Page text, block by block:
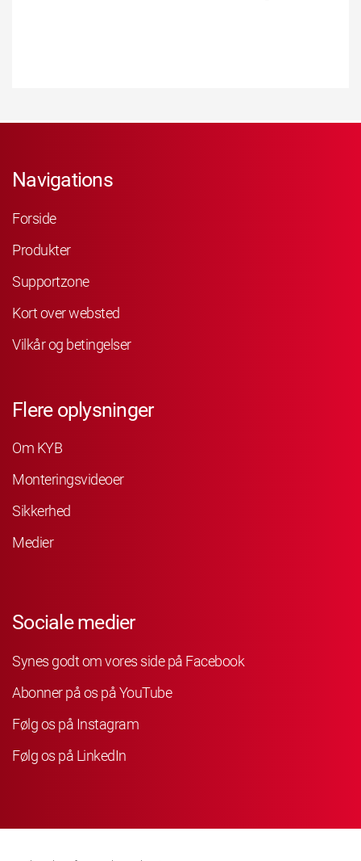
Navigations
Forside
Produkter
Supportzone
Kort over websted
Vilkår og betingelser
Flere oplysninger
Om KYB
Monteringsvideoer
Sikkerhed
Medier
Sociale medier
Synes godt om vores side på Facebook
Abonner på os på YouTube
Følg os på Instagram
Følg os på LinkedIn